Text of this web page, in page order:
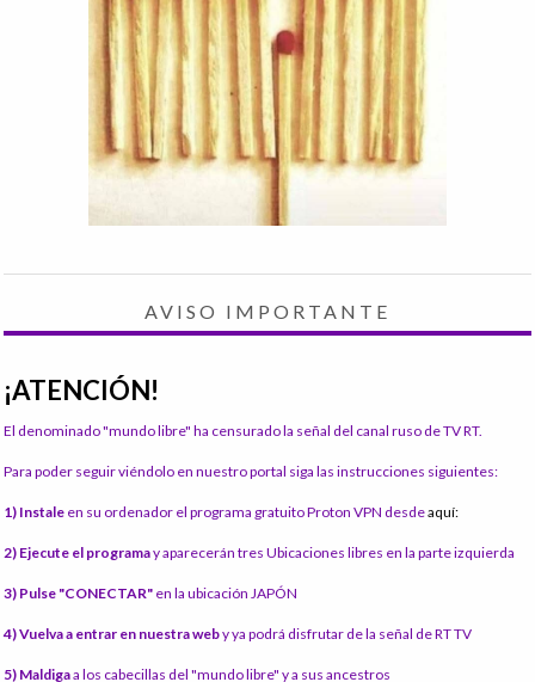
AVISO IMPORTANTE
¡ATENCIÓN!
El denominado "mundo libre" ha censurado la señal del canal ruso de TV RT.
Para poder seguir viéndolo en nuestro portal siga las instrucciones siguientes:
1) Instale en su ordenador el programa gratuito Proton VPN desdeaquí:
2) Ejecute el programay aparecerán tres Ubicaciones libres en la parte izquierda
3) Pulse "CONECTAR" en la ubicación JAPÓN
4) Vuelva a entrar en nuestra weby ya podrá disfrutar de la señal de RT TV
5) Maldigaa los cabecillas del "mundo libre" y a sus ancestros